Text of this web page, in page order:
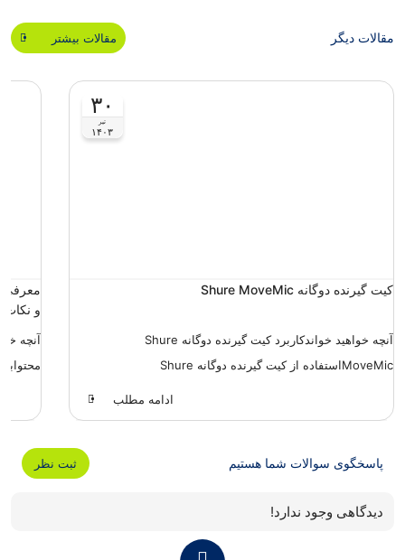
مقالات دیگر مقالات بیشتر
۳۰
تیر
۱۴۰۳
کیت گیرنده دوگانه Shure MoveMic
آنچه خواهید خواندکاربرد کیت گیرنده دوگانه Shure
MoveMicاستفاده از کیت گیرنده دوگانه Shure
ادامه مطلب
معرفی
و نکات
آنچه
پاسخگوی سوالات شما هستیم ثبت نظر
دیدگاهی وجود ندارد!